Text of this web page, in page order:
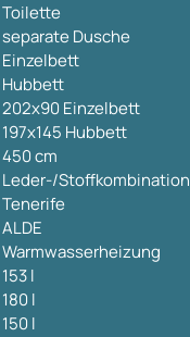
Toilette
separate Dusche
Einzelbett
Hubbett
202x90 Einzelbett
197x145 Hubbett
450 cm
Leder-/Stoffkombination
Tenerife
ALDE
Warmwasserheizung
153 l
180 l
150 l